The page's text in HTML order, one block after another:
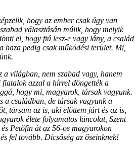
hogy az ember csak úgy van
választásán múlik, hogy melyik
el, hogy fiú lesz-e vagy lány, a család
haza pedig csak működési terület. Mi,
világban, nem szabad vagy, hanem
azzal a hírrel döngették a
hogy mi, magyarok, társak vagyunk.
a családban, de társak vagyunk a
társam az is, aki előttem járt és az is,
élete folyamatos láncolat, Szent
Petőfin át az 56-os magyarokon
fel tovább. Dicsőség az őseinknek!